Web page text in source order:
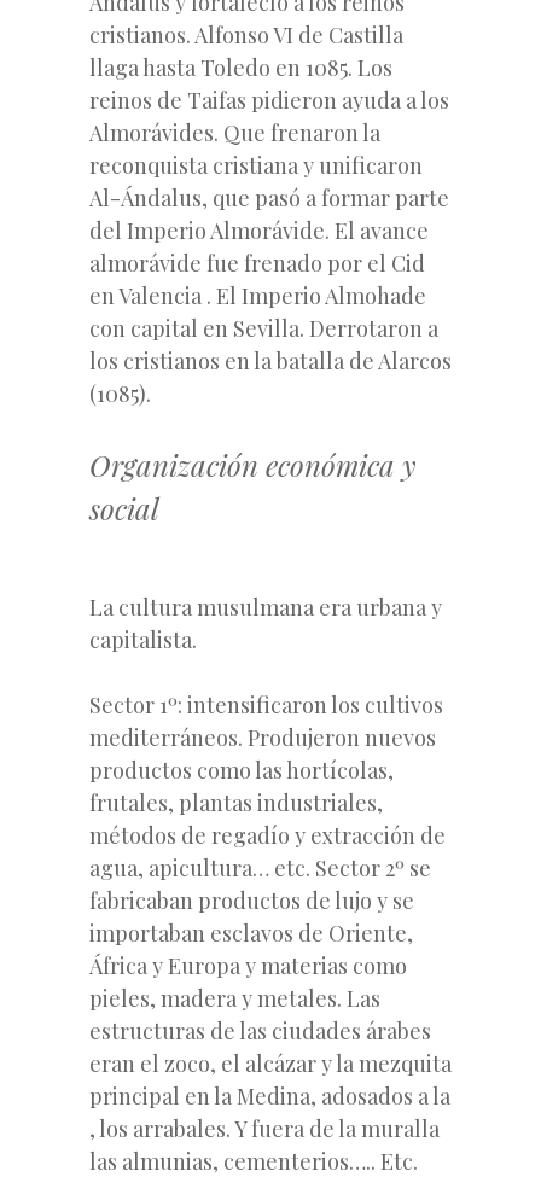
cristianos. Alfonso VI de Castilla
llaga hasta Toledo en 1085. Los
reinos de Taifas pidieron ayuda a los
Almorávides. Que frenaron la
reconquista cristiana y unificaron
Al-Ándalus, que pasó a formar parte
del Imperio Almorávide. El avance
almorávide fue frenado por el Cid
en Valencia . El Imperio Almohade
con capital en Sevilla. Derrotaron a
los cristianos en la batalla de Alarcos
(1085).
Organización económica y
social
La cultura musulmana era urbana y
capitalista.
Sector 1º: intensificaron los cultivos
mediterráneos. Produjeron nuevos
productos como las hortícolas,
frutales, plantas industriales,
métodos de regadío y extracción de
agua, apicultura… etc. Sector 2º se
fabricaban productos de lujo y se
importaban esclavos de Oriente,
África y Europa y materias como
pieles, madera y metales. Las
estructuras de las ciudades árabes
eran el zoco, el alcázar y la mezquita
principal en la Medina, adosados a la
, los arrabales. Y fuera de la muralla
las almunias, cementerios….. Etc.